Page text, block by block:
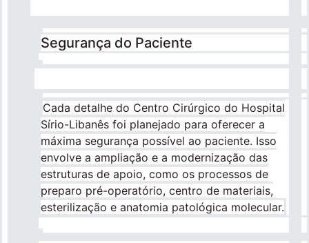
Segurança do Paciente
Cada detalhe do Centro Cirúrgico do Hospital
Sírio-Libanês foi planejado para oferecer a
máxima segurança possível ao paciente. Isso
envolve a ampliação e a modernização das
estruturas de apoio, como os processos de
preparo pré-operatório, centro de materiais,
esterilização e anatomia patológica molecular.